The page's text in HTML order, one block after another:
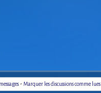
- Marquer les discussions comme lues